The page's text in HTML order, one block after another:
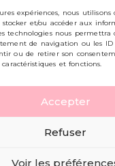
expériences, nous utilisons
et/ou accéder aux
technologies nous permettra
de navigation ou les ID
ou de retirer son
et fonctions.
Accepter
Refuser
Voir les
et retours
confidentialité
légales - CGV